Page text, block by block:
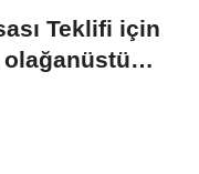
Teklifi için